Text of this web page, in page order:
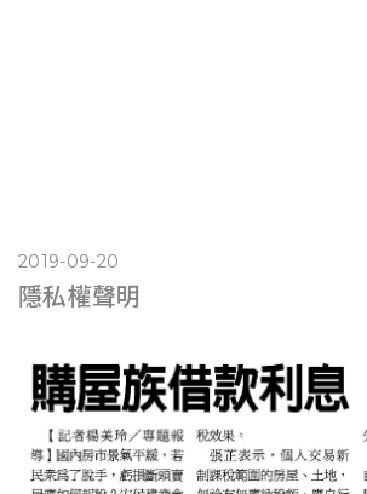
2019-09-20
隱私權聲明